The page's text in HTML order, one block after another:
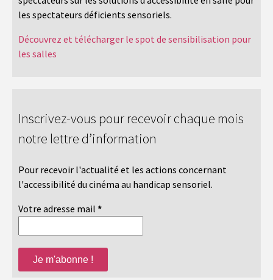
les spectateurs déficients sensoriels.
Découvrez et télécharger le spot de sensibilisation pour
les salles
Inscrivez-vous pour recevoir chaque mois
notre lettre d’information
Pour recevoir l'actualité et les actions concernant
l'accessibilité du cinéma au handicap sensoriel.
Votre adresse mail *